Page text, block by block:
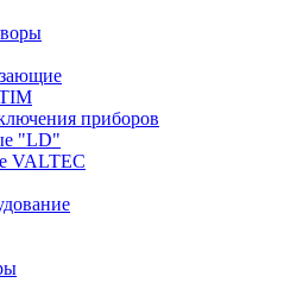
приборов
"LD"
VALTEC